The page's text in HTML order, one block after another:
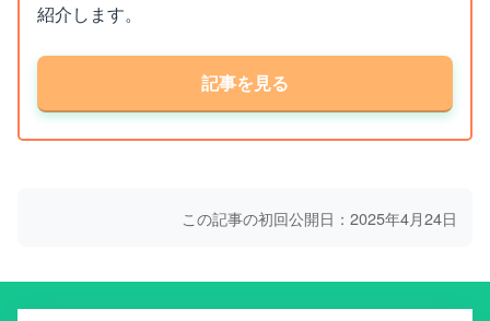
紹介します。
記事を見る
この記事の初回公開日：2025年4月24日